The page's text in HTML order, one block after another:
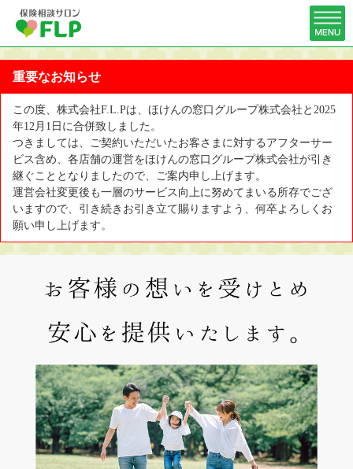
重要なお知らせ
この度、株式会社F.L.Pは、ほけんの窓口グループ株式会社と2025
年12月1日に合併致しました。
つきましては、ご契約いただいたお客さまに対するアフターサー
ビス含め、各店舗の運営をほけんの窓口グループ株式会社が引き
継ぐこととなりましたので、ご案内申し上げます。
運営会社変更後も一層のサービス向上に努めてまいる所存でござ
いますので、引き続きお引き立て賜りますよう、何卒よろしくお
願い申し上げます。